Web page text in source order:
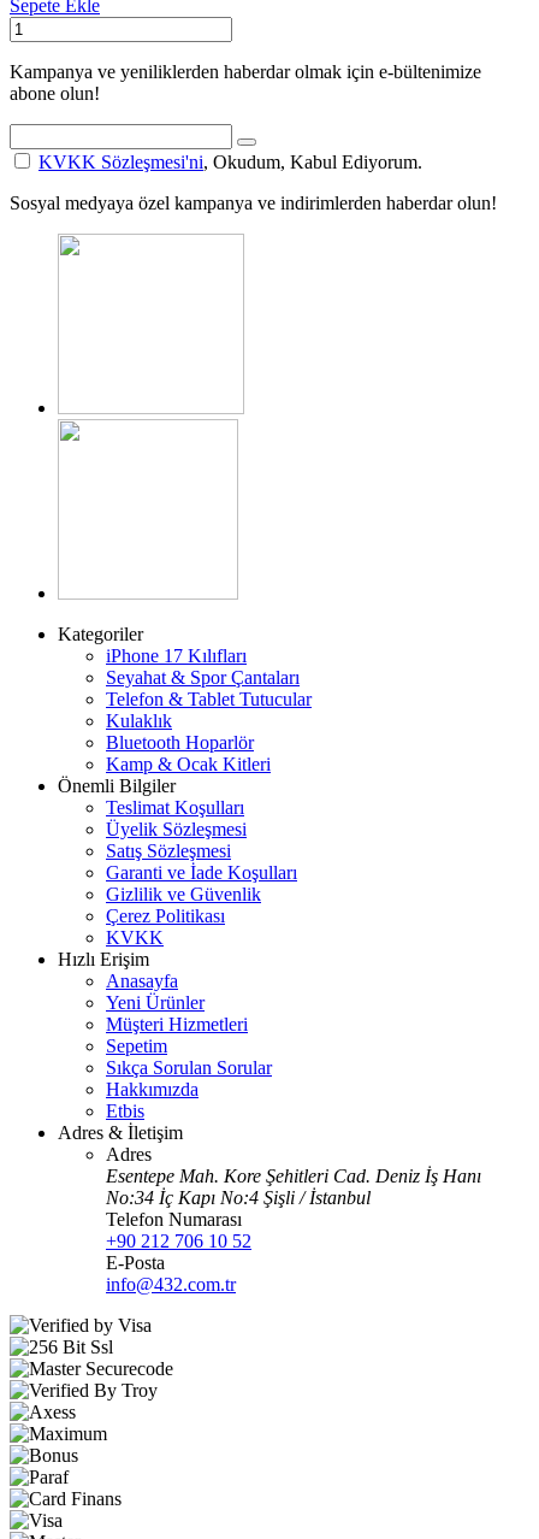
Sepete Ekle
Kampanya ve yeniliklerden haberdar olmak için e-bültenimize
abone olun!
KVKK Sözleşmesi'ni, Okudum, Kabul Ediyorum.
Sosyal medyaya özel kampanya ve indirimlerden haberdar olun!
Kategoriler
iPhone 17 Kılıfları
Seyahat & Spor Çantaları
Telefon & Tablet Tutucular
Kulaklık
Bluetooth Hoparlör
Kamp & Ocak Kitleri
Önemli Bilgiler
Teslimat Koşulları
Üyelik Sözleşmesi
Satış Sözleşmesi
Garanti ve İade Koşulları
Gizlilik ve Güvenlik
Çerez Politikası
KVKK
Hızlı Erişim
Anasayfa
Yeni Ürünler
Müşteri Hizmetleri
Sepetim
Sıkça Sorulan Sorular
Hakkımızda
Etbis
Adres & İletişim
Adres
Esentepe Mah. Kore Şehitleri Cad. Deniz İş Hanı
No:34 İç Kapı No:4 Şişli / İstanbul
Telefon Numarası
+90 212 706 10 52
E-Posta
info@432.com.tr